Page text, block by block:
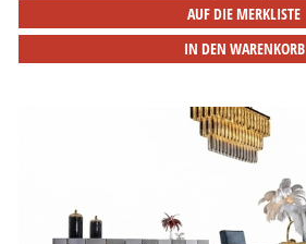
AUF DIE MERKLISTE
IN DEN WARENKORB